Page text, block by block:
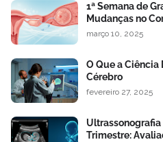
1ª Semana de
Mudanças no
março 10, 2025
O Que a Ciência
Cérebro
fevereiro 27, 2025
Trimestre: